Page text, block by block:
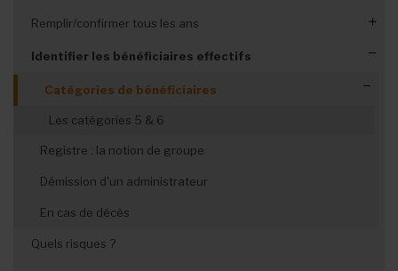
Responsabilités des administrateurs
Les règles fiscales
Historique et archives
CSA : le bilan deux ans après
Comprendre les enjeux de la réforme
Une réforme inquiétante ?
Les arguments du ministre
Réforme ou révolution ?
Remplir/confirmer tous les ans
Documents probants
Simplification des démarches
Sanctions pour l’ASBL
Gare aux erreurs à la BCE
Se connecter sans e-ID
Limiter l'accès aux données
Identifier les bénéficiaires effectifs
Catégories de bénéficiaires
Les catégories 5 & 6
Registre : la notion de groupe
Démission d'un administrateur
En cas de décès
Quels risques ?